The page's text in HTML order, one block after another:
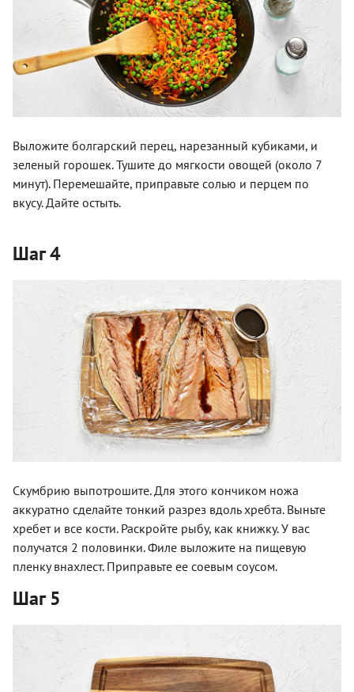
Выложите болгарский перец, нарезанный кубиками, и
зеленый горошек. Тушите до мягкости овощей (около 7
минут). Перемешайте, приправьте солью и перцем по
вкусу. Дайте остыть.
Шаг 4
Скумбрию выпотрошите. Для этого кончиком ножа
аккуратно сделайте тонкий разрез вдоль хребта. Выньте
хребет и все кости. Раскройте рыбу, как книжку. У вас
получатся 2 половинки. Филе выложите на пищевую
пленку внахлест. Приправьте ее соевым соусом.
Шаг 5